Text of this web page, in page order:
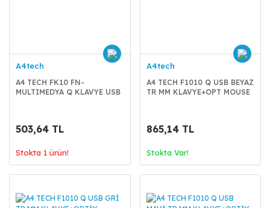
A4tech
A4 TECH FK10 FN-
MULTIMEDYA Q KLAVYE USB
503,64 TL
Stokta 1 ürün!
A4tech
A4 TECH F1010 Q USB BEYAZ
TR MM KLAVYE+OPT MOUSE
865,14 TL
Stokta Var!